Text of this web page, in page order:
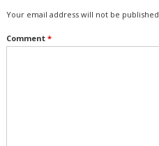
Your email address will not be published.
Comment *